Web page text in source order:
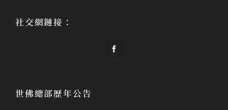
社交網鏈接：
世佛總部歷年公告